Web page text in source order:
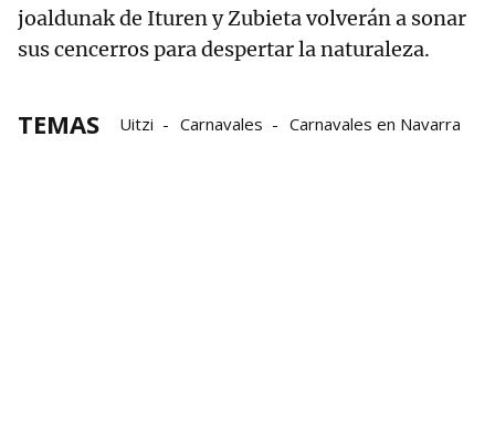
joaldunak de Ituren y Zubieta volverán a sonar
sus cencerros para despertar la naturaleza.
TEMAS Uitzi Carnavales Carnavales en Navarra